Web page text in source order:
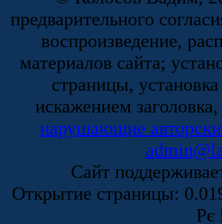
предварительного
воспроизведение,
материалов сайта;
страницы,
искажением
нарушающие
Сайт
Открытие страницы:
Рє